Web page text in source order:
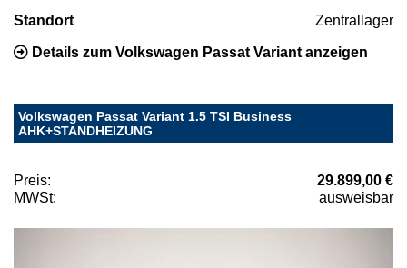
Standort Zentrallager
Details zum Volkswagen Passat Variant anzeigen
Volkswagen Passat Variant 1.5 TSI Business
AHK+STANDHEIZUNG
Preis:
29.899,00 €
MWSt:
ausweisbar